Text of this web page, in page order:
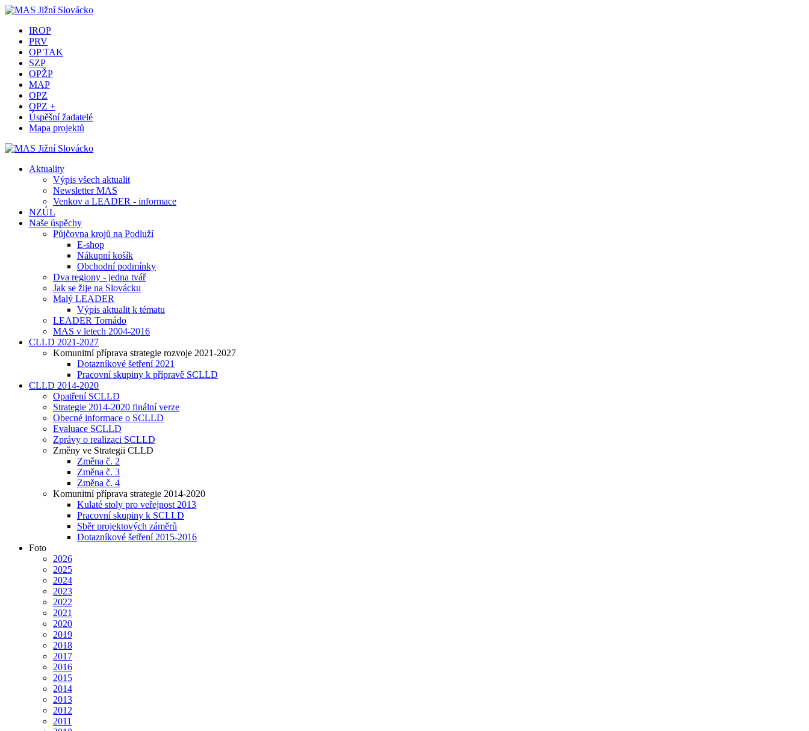
IROP
PRV
OP TAK
SZP
OPŽP
MAP
OPZ
OPZ +
Úspěšní žadatelé
Mapa projektů
Aktuality
Výpis všech aktualit
Newsletter MAS
Venkov a LEADER - informace
NZÚL
Naše úspěchy
Půjčovna krojů na Podluží
E-shop
Nákupní košík
Obchodní podmínky
Dva regiony - jedna tvář
Jak se žije na Slovácku
Malý LEADER
Výpis aktualit k tématu
LEADER Tornádo
MAS v letech 2004-2016
CLLD 2021-2027
Komunitní příprava strategie rozvoje 2021-2027
Dotazníkové šetření 2021
Pracovní skupiny k přípravě SCLLD
CLLD 2014-2020
Opatření SCLLD
Strategie 2014-2020 finální verze
Obecné informace o SCLLD
Evaluace SCLLD
Zprávy o realizaci SCLLD
Změny ve Strategii CLLD
Změna č. 2
Změna č. 3
Změna č. 4
Komunitní příprava strategie 2014-2020
Kulaté stoly pro veřejnost 2013
Pracovní skupiny k SCLLD
Sběr projektových záměrů
Dotazníkové šetření 2015-2016
Foto
2026
2025
2024
2023
2022
2021
2020
2019
2018
2017
2016
2015
2014
2013
2012
2011